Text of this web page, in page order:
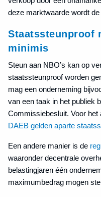
deze marktwaarde wordt
Staatssteunproof
minimis
Steun aan NBO’s kan op
staatssteunproof worden
mag een onderneming
van een taak in het publiek
Commissiebesluit. Voor het
DAEB gelden aparte
Een andere manier is de
waaronder decentrale
belastingjaren één
maximumbedrag mogen